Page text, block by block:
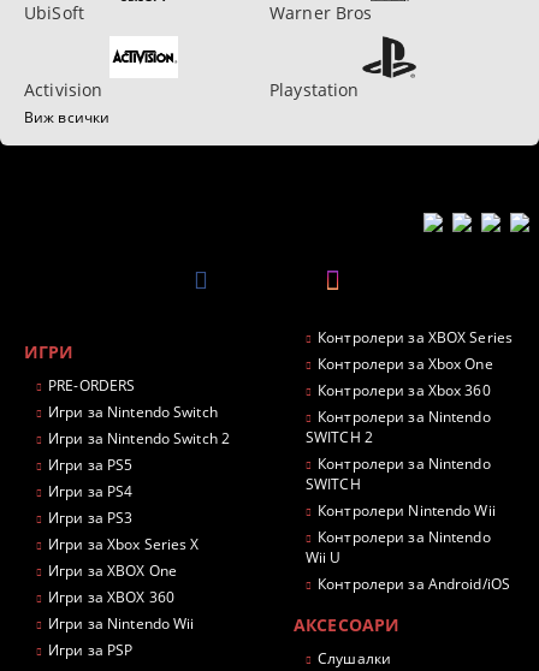
UbiSoft Warner Bros
Activision Playstation
Виж всички
ИГРИ
PRE-ORDERS
Игри за Nintendo Switch
Игри за Nintendo Switch 2
Игри за PS5
Игри за PS4
Игри за PS3
Игри за Xbox Series X
Игри за XBOX One
Игри за XBOX 360
Игри за Nintendo Wii
Игри за PSP
Контролери за XBOX Series
Контролери за Xbox One
Контролери за Xbox 360
Контролери за Nintendo
SWITCH 2
Контролери за Nintendo
SWITCH
Контролери Nintendo Wii
Контролери за Nintendo
Wii U
Контролери за Android/iOS
АКСЕСОАРИ
Слушалки